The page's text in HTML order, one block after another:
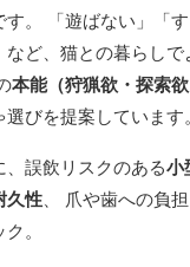
す。 「遊ばない」「
など、猫との暮らしで
本能（狩猟欲・探索欲
びを提案しています
、誤飲リスクのある小
久性 、 爪や歯への負
。